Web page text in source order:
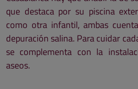
que destaca por su piscina
como otra infantil, ambas
depuración salina. Para cuidar
se complementa con la
aseos.